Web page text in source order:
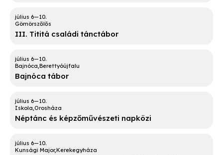
Gömörszőlős
III. Tititá családi tánctábor
Bajnóca Berettyóújfalu
Bajnóca tábor
Iskola Orosháza
Néptánc és képzőművészeti napközi
Kunsági Major Kerekegyháza